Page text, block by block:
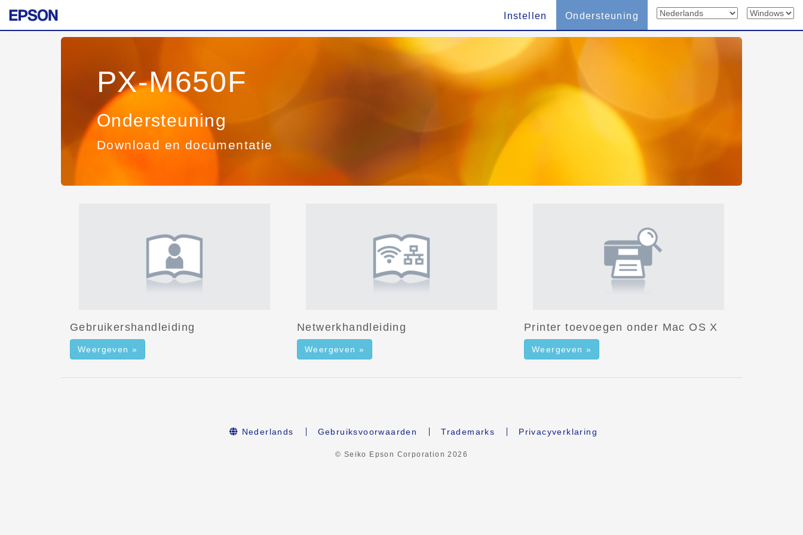
Instellen Ondersteuning
PX-M650F
Ondersteuning
Download en documentatie
Gebruikershandleiding
Weergeven »
Netwerkhandleiding
Weergeven »
Printer toevoegen onder Mac OS X
Weergeven »
Nederlands Gebruiksvoorwaarden Trademarks Privacyverklaring
© Seiko Epson Corporation 2026